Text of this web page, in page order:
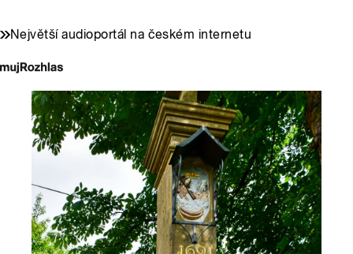
Největší audioportál na českém internetu